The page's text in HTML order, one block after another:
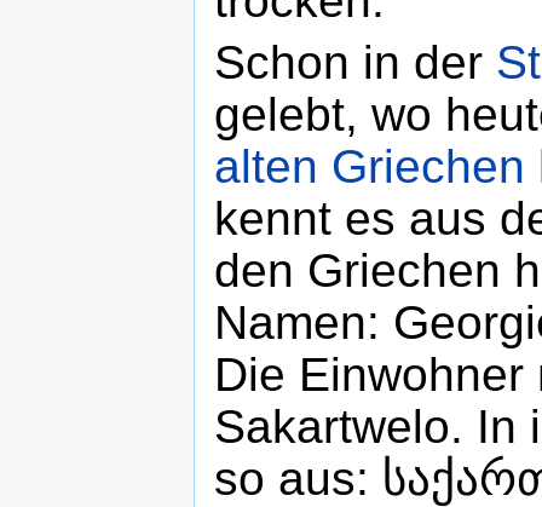
Schon in der
gelebt, wo
alten Griechen
kennt es aus
den Griechen
Namen:
Die
Sakartwelo. In
so aus: